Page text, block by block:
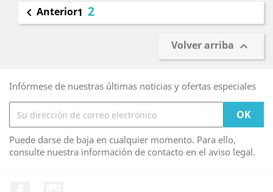
 Anterior1 2
Volver arriba 
Infórmese de nuestras últimas noticias y ofertas especiales
Puede darse de baja en cualquier momento. Para ello,
consulte nuestra información de contacto en el aviso legal.